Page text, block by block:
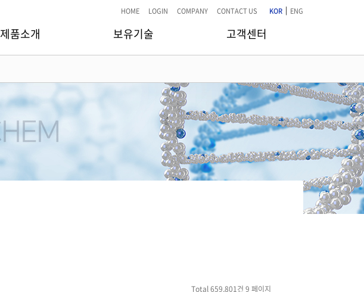
HOME LOGIN COMPANY CONTACT US KOR | ENG
제품소개 보유기술 고객센터
Total 659,801건 9 페이지